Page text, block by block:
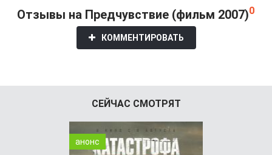
Отзывы на Предчувствие (фильм 2007)0
КОММЕНТИРОВАТЬ
СЕЙЧАС СМОТРЯТ
анонс